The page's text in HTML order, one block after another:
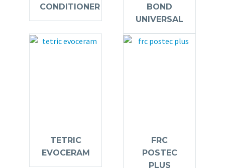
CONDITIONER
BOND
UNIVERSAL
TETRIC
EVOCERAM
FRC
POSTEC
PLUS